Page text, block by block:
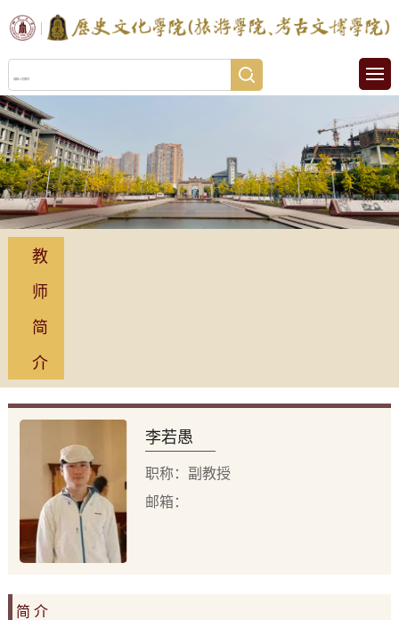
教
师
简
介
李若愚
职称：副教授
邮箱：
简 介